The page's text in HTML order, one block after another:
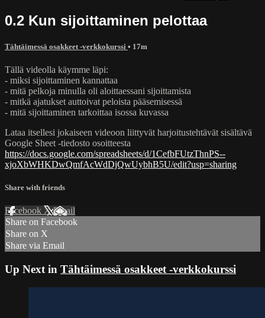
0.2 Kun sijoittaminen pelottaa
Tähtäimessä osakkeet -verkkokurssi • 17m
Tällä videolla käymme läpi:
- miksi sijoittaminen kannattaa
- mitä pelkoja minulla oli aloittaessani sijoittamista
- mitkä ajatukset auttoivat peloista pääsemisessä
- mitä sijoittaminen tarkoittaa isossa kuvassa
Lataa itsellesi jokaiseen videoon liittyvät harjoitustehtävät sisältävä
Google Sheet -tiedosto osoitteesta
https://docs.google.com/spreadsheets/d/1CefbFUtzThnPS--
xjoXbWHKDwQmfAcWdDjQwUybhB5U/edit?usp=sharing
Share with friends
Facebook XEmail
Share on Facebook
Share on X
Share via Email
Up Next in Tähtäimessä osakkeet -verkkokurssi